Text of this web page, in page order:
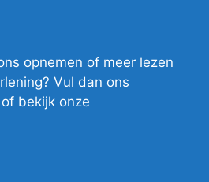
opnemen of meer lezen
Vul dan ons
bekijk onze